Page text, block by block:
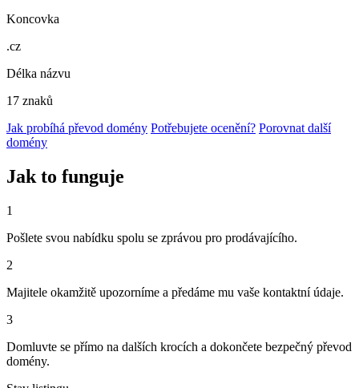
Koncovka
.cz
Délka názvu
17 znaků
Jak probíhá převod domény Potřebujete ocenění? Porovnat další
domény
Jak to funguje
1
Pošlete svou nabídku spolu se zprávou pro prodávajícího.
2
Majitele okamžitě upozorníme a předáme mu vaše kontaktní údaje.
3
Domluvte se přímo na dalších krocích a dokončete bezpečný převod
domény.